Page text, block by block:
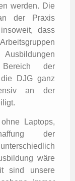
werden. Die
der Praxis
dass
der
die DJG ganz
an der
Laptops,
der
wäre
sind unsere